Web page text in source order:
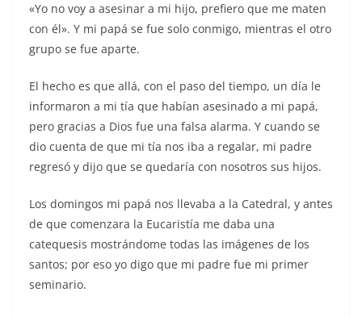
«Yo no voy a asesinar a mi hijo, prefiero que me maten
con él». Y mi papá se fue solo conmigo, mientras el otro
grupo se fue aparte.
El hecho es que allá, con el paso del tiempo, un día le
informaron a mi tía que habían asesinado a mi papá,
pero gracias a Dios fue una falsa alarma. Y cuando se
dio cuenta de que mi tía nos iba a regalar, mi padre
regresó y dijo que se quedaría con nosotros sus hijos.
Los domingos mi papá nos llevaba a la Catedral, y antes
de que comenzara la Eucaristía me daba una
catequesis mostrándome todas las imágenes de los
santos; por eso yo digo que mi padre fue mi primer
seminario.